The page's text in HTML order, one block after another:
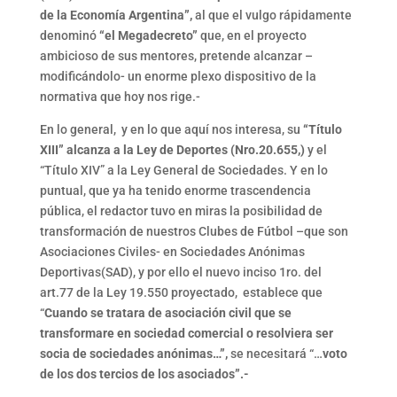
de la Economía Argentina”,al que el vulgo rápidamente
denominó“el Megadecreto” que, en el proyecto
ambicioso de sus mentores, pretende alcanzar –
modificándolo- un enorme plexo dispositivo de la
normativa que hoy nos rige.-
En lo general, y en lo que aquí nos interesa, su “Título
XIII” alcanza a la Ley de Deportes (Nro.20.655,) y el
“Título XIV” a la Ley General de Sociedades. Y en lo
puntual, que ya ha tenido enorme trascendencia
pública, el redactor tuvo en miras la posibilidad de
transformación de nuestros Clubes de Fútbol –que son
Asociaciones Civiles- en Sociedades Anónimas
Deportivas(SAD), y por ello el nuevo inciso 1ro. del
art.77 de la Ley 19.550 proyectado, establece que
“Cuando se tratara de asociación civil que se
transformare en sociedad comercial o resolviera ser
socia de sociedades anónimas…”,se necesitará “…voto
de los dos tercios de los asociados”.-